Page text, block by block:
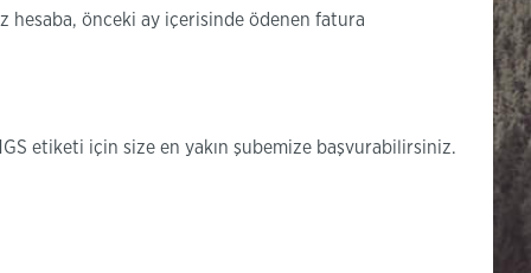
hesaba, önceki ay içerisinde ödenen fatura
etiketi için size en yakın şubemize başvurabilirsiniz.